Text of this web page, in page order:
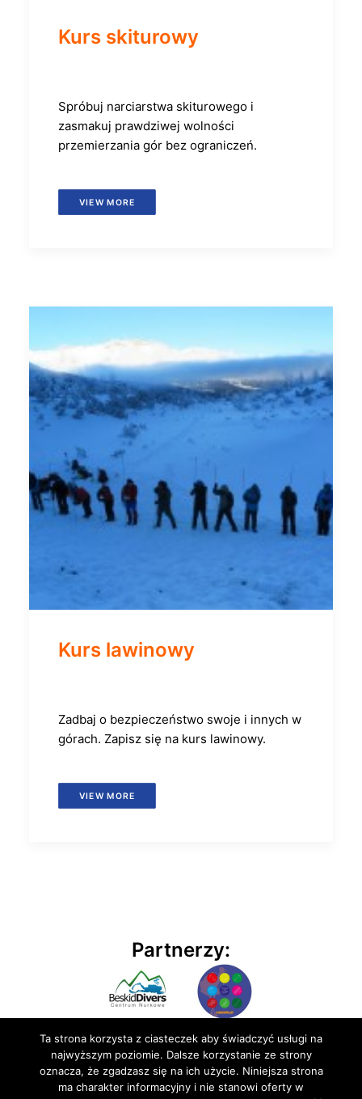
Kurs skiturowy
Spróbuj narciarstwa skiturowego i
zasmakuj prawdziwej wolności
przemierzania gór bez ograniczeń.
VIEW MORE
Kurs lawinowy
Zadbaj o bezpieczeństwo swoje i innych w
górach. Zapisz się na kurs lawinowy.
VIEW MORE
Partnerzy:
Ta strona korzysta z ciasteczek aby świadczyć usługi na
najwyższym poziomie. Dalsze korzystanie ze strony
oznacza, że zgadzasz się na ich użycie. Niniejsza strona
ma charakter informacyjny i nie stanowi oferty w